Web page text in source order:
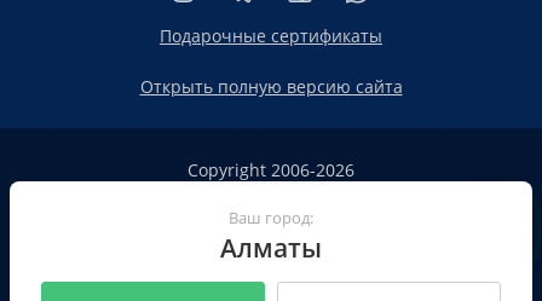
Подарочные сертификаты
Открыть полную версию сайта
Copyright 2006-2026
Сайт не является публичной офертой
Пользовательское соглашение
Политика конфиденциальности
Ваш город:
Алматы